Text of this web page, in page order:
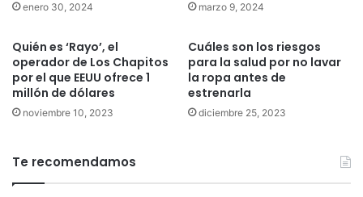
enero 30, 2024 marzo 9, 2024
Quién es ‘Rayo’, el
operador de Los Chapitos
por el que EEUU ofrece 1
millón de dólares
noviembre 10, 2023
Cuáles son los riesgos
para la salud por no lavar
la ropa antes de
estrenarla
diciembre 25, 2023
Te recomendamos